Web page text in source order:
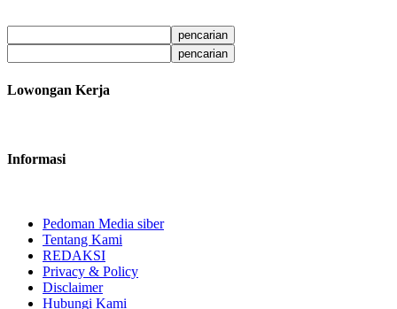
Lowongan Kerja
Informasi
Pedoman Media siber
Tentang Kami
REDAKSI
Privacy & Policy
Disclaimer
Hubungi Kami